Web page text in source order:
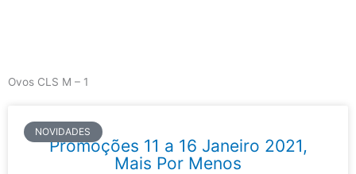
Ovos CLS M – 1
NOVIDADES
Promoções 11 a 16 Janeiro 2021,
Mais Por Menos